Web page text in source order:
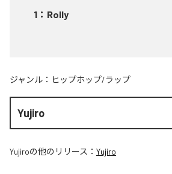
1 ： Rolly
ジャンル： ヒップホップ/ラップ
Yujiro
Yujiroの他のリリース： Yujiro